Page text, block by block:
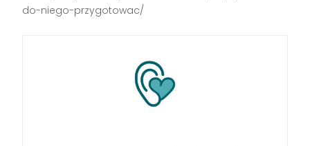
do-niego-przygotowac/